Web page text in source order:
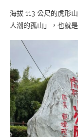
海拔 113 公尺的虎形
人潮的孤山」，也就